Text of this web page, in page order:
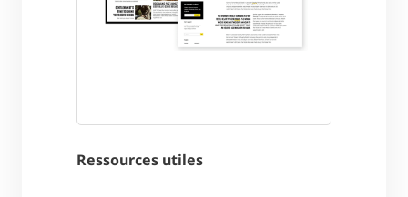
Ressources utiles